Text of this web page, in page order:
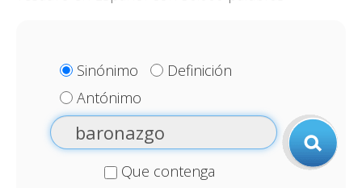
Sinónimo
Definición
Antónimo
Que contenga